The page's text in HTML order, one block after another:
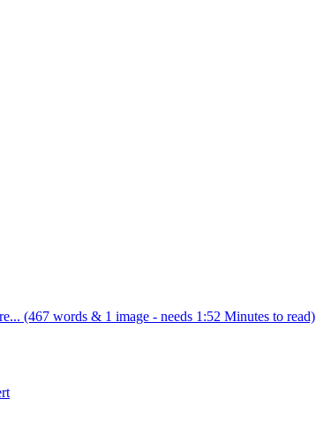
(467 words & 1 image - needs 1:52 Minutes to read)